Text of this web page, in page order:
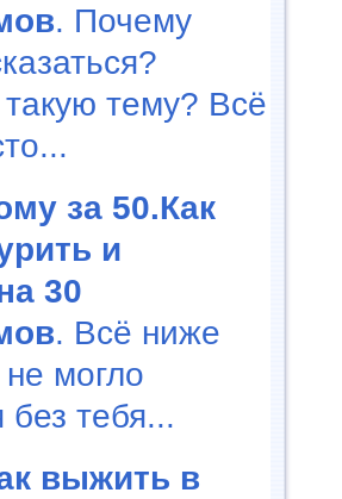
. Почему
тему? Всё
за 50.Как
и
30
. Всё ниже
могло
без тебя...
выжить в